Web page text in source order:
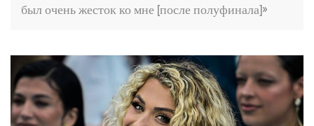
был очень жесток ко мне [после полуфинала]»